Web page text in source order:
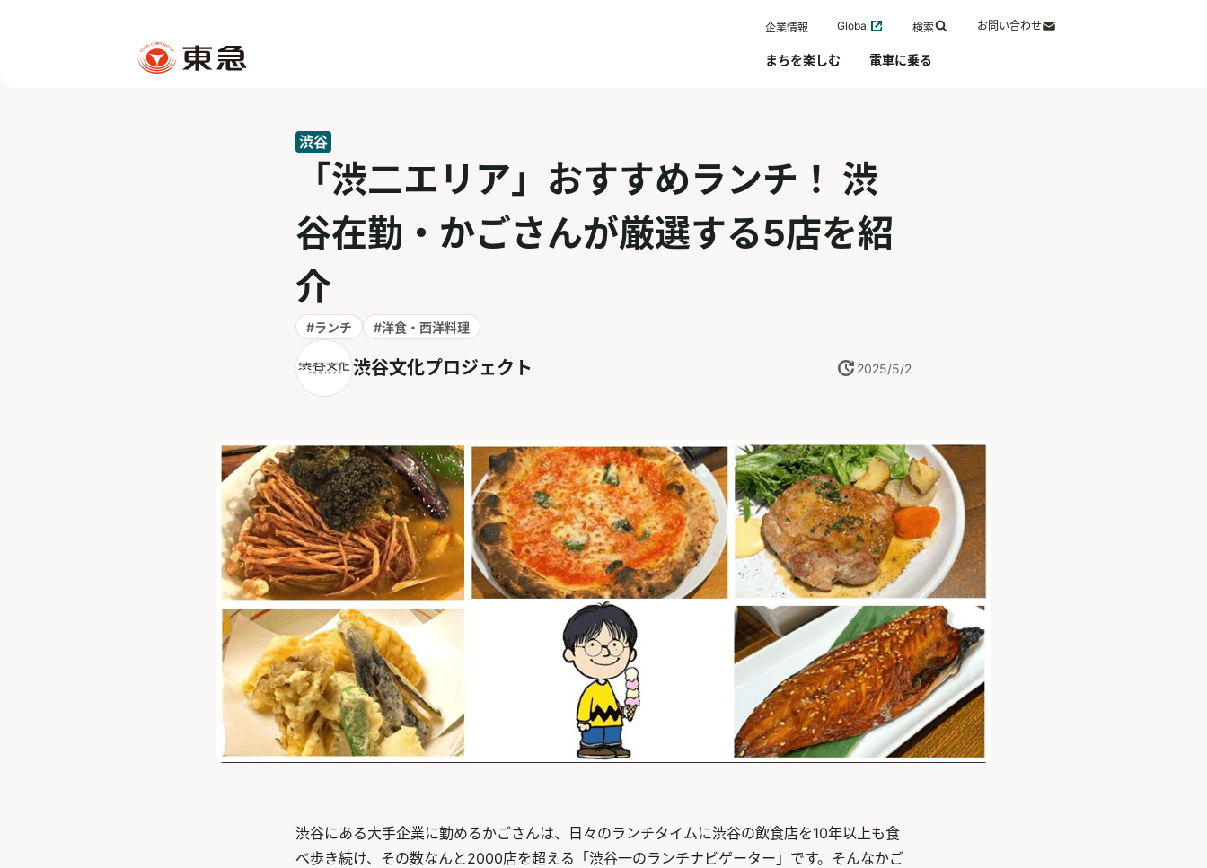
企業情報 Global 検索 お問い合わせ
まちを楽しむ 電車に乗る
渋谷
「渋二エリア」おすすめランチ！ 渋
谷在勤・かごさんが厳選する5店を紹
介
#ランチ #洋食・西洋料理
渋谷文化プロジェクト 2025/5/2
渋谷にある大手企業に勤めるかごさんは、日々のランチタイムに渋谷の飲食店を10年以上も食
べ歩き続け、その数なんと2000店を超える「渋谷一のランチナビゲーター」です。そんなかご